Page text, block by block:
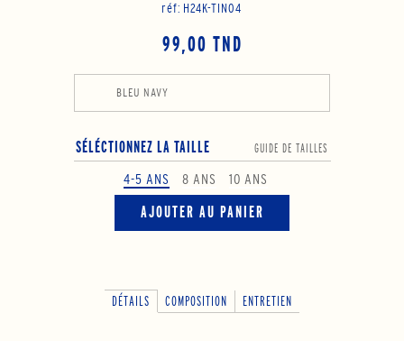
réf: H24K-TIN04
99,00 TND
BLEU NAVY
SÉLÉCTIONNEZ LA TAILLE GUIDE DE TAILLES
4-5 ANS 8 ANS 10 ANS
AJOUTER AU PANIER
DÉTAILS COMPOSITION ENTRETIEN